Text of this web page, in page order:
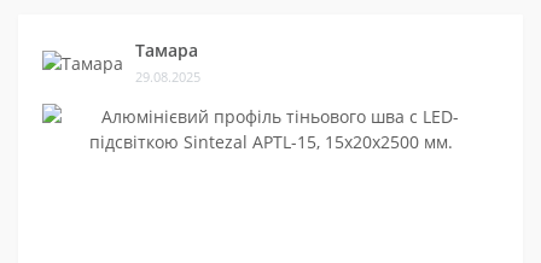
Тамара
29.08.2025